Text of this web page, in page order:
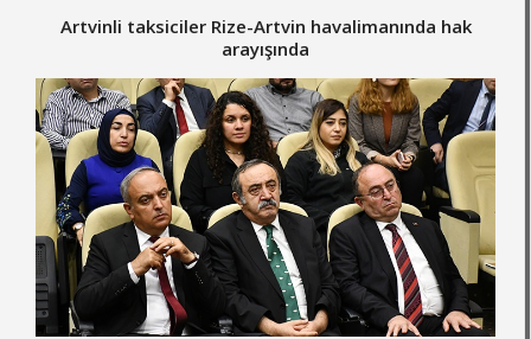
Artvinli taksiciler Rize-Artvin havalimanında hak
arayışında